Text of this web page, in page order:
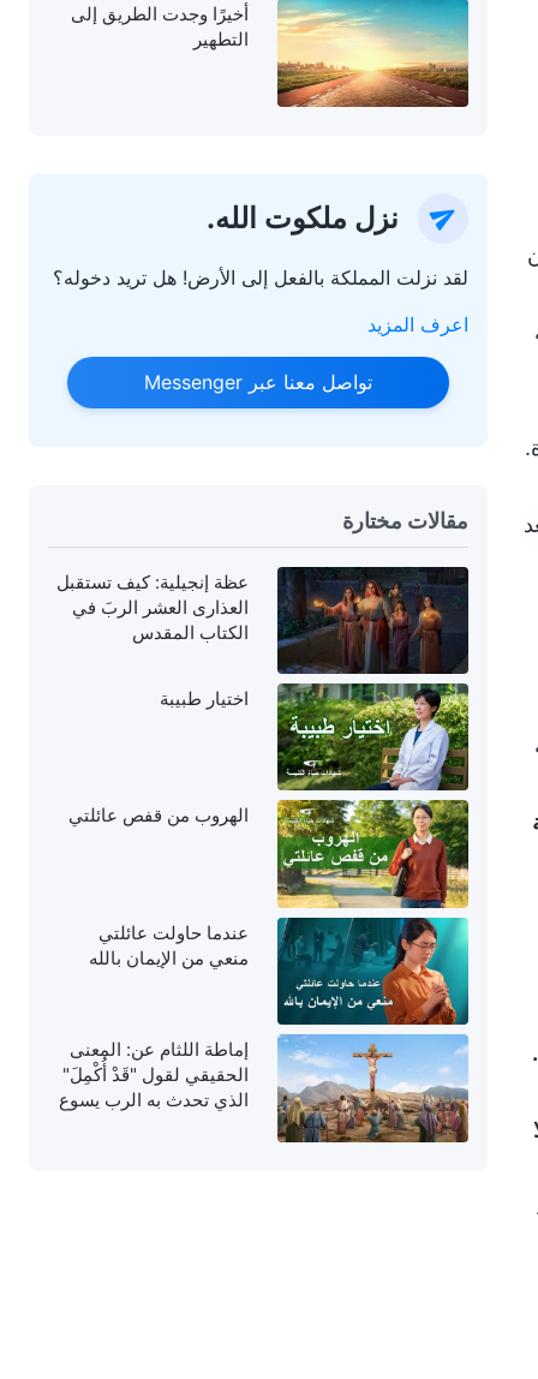
أخيرًا وجدت الطريق إلى
التطهير
نزل ملكوت الله.
لقد نزلت المملكة بالفعل إلى الأرض! هل تريد دخوله؟
اعرف المزيد
تواصل معنا عبر Messenger
مقالات مختارة
عظة إنجيلية: كيف تستقبل
العذارى العشر الربَ في
الكتاب المقدس
اختيار طبيبة
الهروب من قفص عائلتي
عندما حاولت عائلتي
منعي من الإيمان بالله
إماطة اللثام عن: المعنى
الحقيقي لقول "قَدْ أُكْمِلَ"
الذي تحدث به الرب يسوع